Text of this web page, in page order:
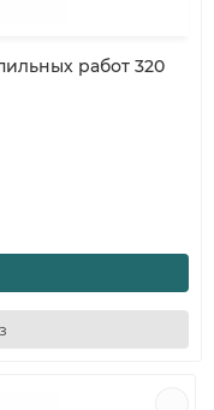
работ 320